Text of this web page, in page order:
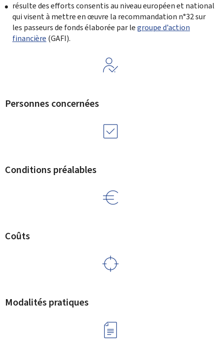
résulte des efforts consentis au niveau européen et national
qui visent à mettre en œuvre la recommandation n°32 sur
les passeurs de fonds élaborée par legroupe d’action
financière (GAFI).
Personnes concernées
Conditions préalables
Coûts
Modalités pratiques